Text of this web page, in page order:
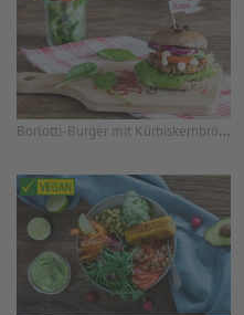
Borlotti-Burger mit Kürbiskernbrötchen & Cashew-Mayo